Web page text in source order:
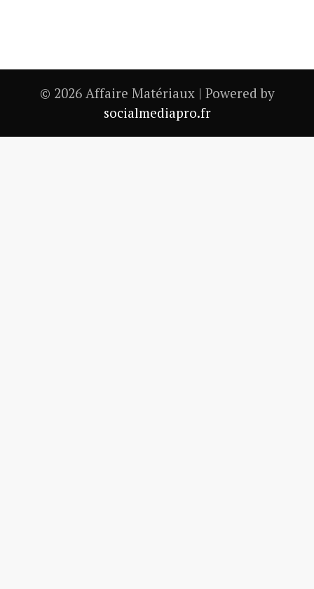
© 2026 Affaire Matériaux | Powered by
socialmediapro.fr